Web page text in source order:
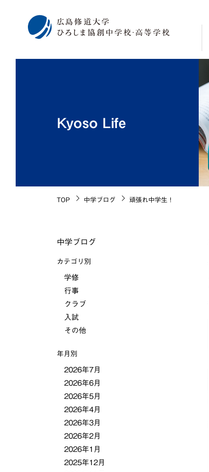
Kyoso Life
TOP 中学ブログ 頑張れ中学生！
中学ブログ
カテゴリ別
学修
行事
クラブ
入試
その他
年月別
2026年7月
2026年6月
2026年5月
2026年4月
2026年3月
2026年2月
2026年1月
2025年12月